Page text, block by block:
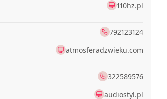
110hz.pl
792123124
atmosferadzwieku.com
322589576
audiostyl.pl